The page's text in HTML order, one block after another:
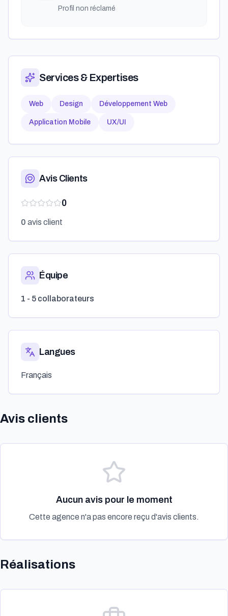
Profil non réclamé
Services & Expertises
Web Design Développement Web
Application Mobile UX/UI
Avis Clients
0
0 avis client
Équipe
1 - 5 collaborateurs
Langues
Français
Avis clients
Aucun avis pour le moment
Cette agence n'a pas encore reçu d'avis clients.
Réalisations